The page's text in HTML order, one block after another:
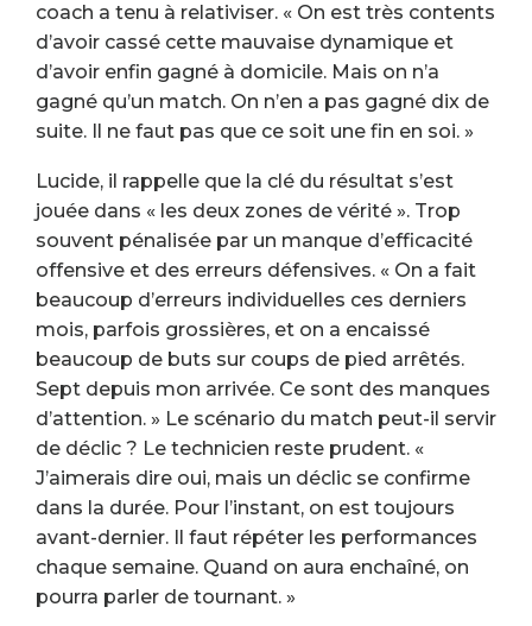
coach a tenu à relativiser. « On est très contents
d’avoir cassé cette mauvaise dynamique et
d’avoir enfin gagné à domicile. Mais on n’a
gagné qu’un match. On n’en a pas gagné dix de
suite. Il ne faut pas que ce soit une fin en soi. »
Lucide, il rappelle que la clé du résultat s’est
jouée dans « les deux zones de vérité ». Trop
souvent pénalisée par un manque d’efficacité
offensive et des erreurs défensives. « On a fait
beaucoup d’erreurs individuelles ces derniers
mois, parfois grossières, et on a encaissé
beaucoup de buts sur coups de pied arrêtés.
Sept depuis mon arrivée. Ce sont des manques
d’attention. » Le scénario du match peut-il servir
de déclic ? Le technicien reste prudent. «
J’aimerais dire oui, mais un déclic se confirme
dans la durée. Pour l’instant, on est toujours
avant-dernier. Il faut répéter les performances
chaque semaine. Quand on aura enchaîné, on
pourra parler de tournant. »